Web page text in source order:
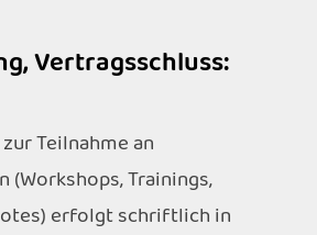
Vertragsschluss:
Teilnahme an
(Workshops, Trainings,
erfolgt schriftlich in